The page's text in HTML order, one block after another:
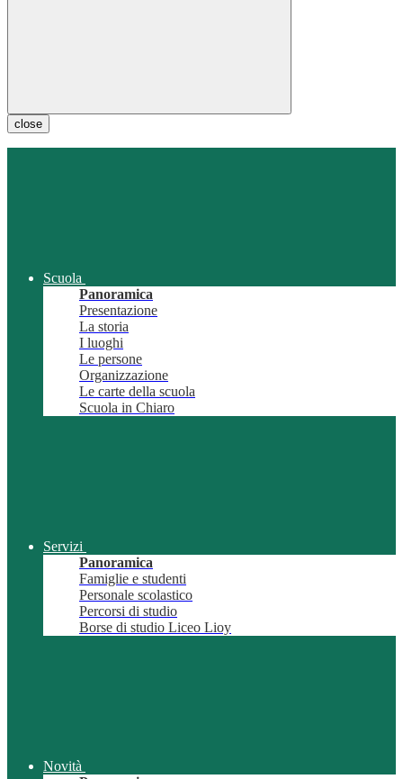
close
Scuola
Panoramica
Presentazione
La storia
I luoghi
Le persone
Organizzazione
Le carte della scuola
Scuola in Chiaro
Servizi
Panoramica
Famiglie e studenti
Personale scolastico
Percorsi di studio
Borse di studio Liceo Lioy
Novità